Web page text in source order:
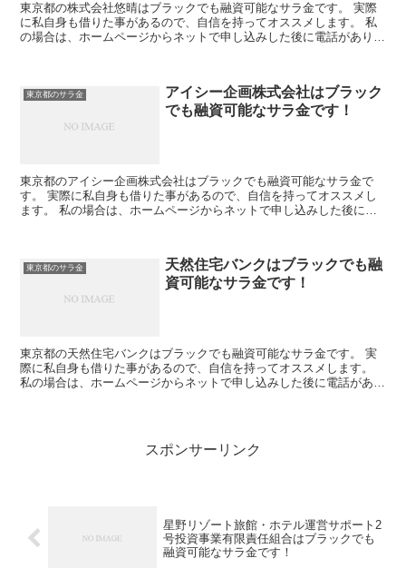
東京都の株式会社悠晴はブラックでも融資可能なサラ金です。 実際
に私自身も借りた事があるので、自信を持ってオススメします。 私
の場合は、ホームページからネットで申し込みした後に電話があり、
東京都のサラ金
アイシー企画株式会社はブラック
でも融資可能なサラ金です！
東京都のアイシー企画株式会社はブラックでも融資可能なサラ金で
す。 実際に私自身も借りた事があるので、自信を持ってオススメし
ます。 私の場合は、ホームページからネットで申し込みした後に電
東京都のサラ金
天然住宅バンクはブラックでも融
資可能なサラ金です！
東京都の天然住宅バンクはブラックでも融資可能なサラ金です。 実
際に私自身も借りた事があるので、自信を持ってオススメします。
私の場合は、ホームページからネットで申し込みした後に電話があ
スポンサーリンク
星野リゾート旅館・ホテル運営サポート2
号投資事業有限責任組合はブラックでも
融資可能なサラ金です！